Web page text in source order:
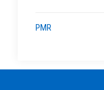
PMR